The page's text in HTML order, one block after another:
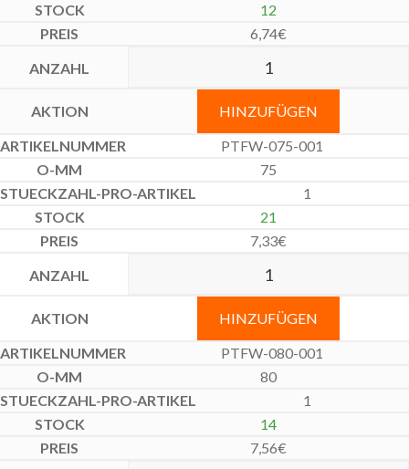
12
6,74€
HINZUFÜGEN
PTFW-075-001
75
1
21
7,33€
HINZUFÜGEN
PTFW-080-001
80
1
14
7,56€